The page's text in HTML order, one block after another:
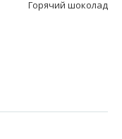
Горячий шоколад